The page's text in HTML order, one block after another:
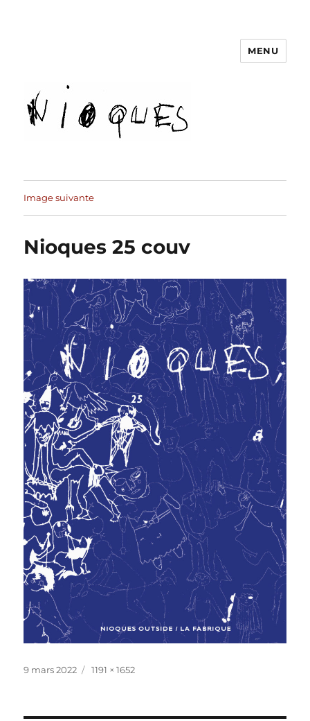
MENU
Image suivante
Nioques 25 couv
Publié
9 mars 2022
Taille
1191 × 1652